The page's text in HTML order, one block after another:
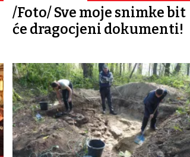
/Foto/ Sve moje snimke bit
će dragocjeni dokumenti!